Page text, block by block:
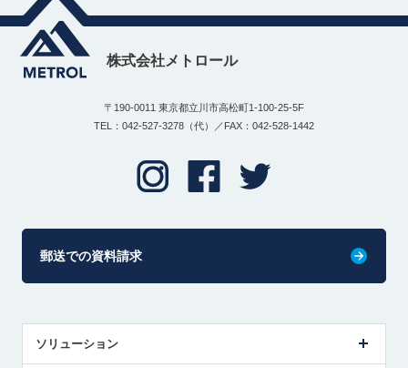
株式会社メトロール
〒190-0011 東京都立川市高松町1-100-25-5F
TEL：042-527-3278（代）／FAX：042-528-1442
郵送での資料請求
ソリューション